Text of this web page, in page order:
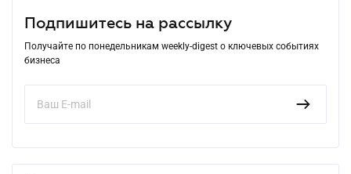
Подпишитесь на рассылку
Получайте по понедельникам weekly-digest о ключевых событиях
бизнеса